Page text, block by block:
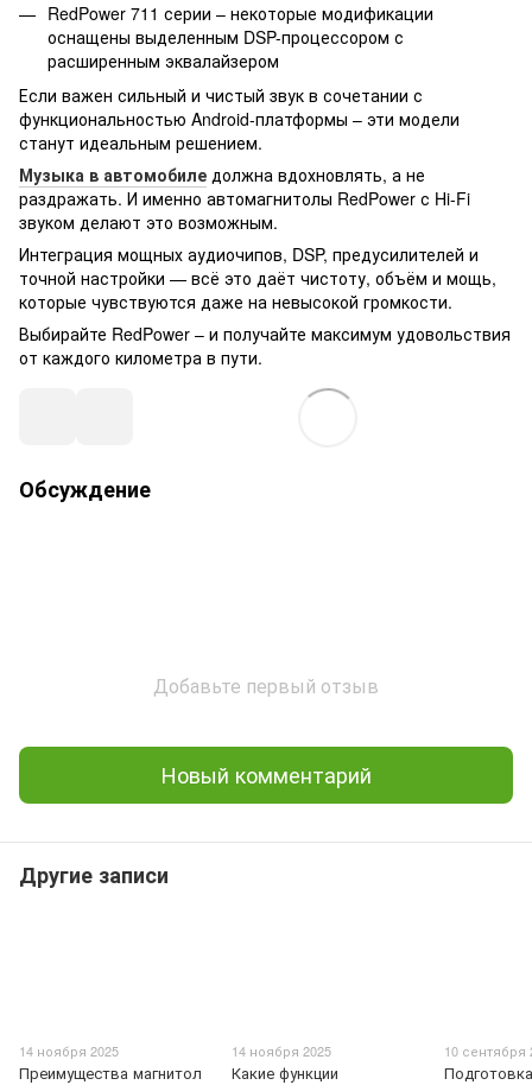
RedPower 711 серии – некоторые модификации
оснащены выделенным DSP-процессором с
расширенным эквалайзером
Если важен сильный и чистый звук в сочетании с
функциональностью Android-платформы – эти модели
станут идеальным решением.
Музыка в автомобиле должна вдохновлять, а не
раздражать. И именно автомагнитолы RedPower с Hi-Fi
звуком делают это возможным.
Интеграция мощных аудиочипов, DSP, предусилителей и
точной настройки — всё это даёт чистоту, объём и мощь,
которые чувствуются даже на невысокой громкости.
Выбирайте RedPower – и получайте максимум удовольствия
от каждого километра в пути.
Обсуждение
Добавьте первый отзыв
Новый комментарий
Другие записи
14 ноября 2025
Преимущества магнитол
14 ноября 2025
Какие функции
10 сентября